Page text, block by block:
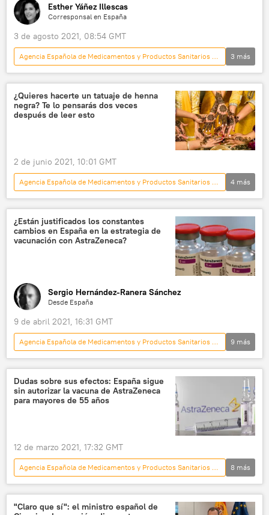
Esther Yáñez Illescas
Corresponsal en España
3 de agosto 2021, 08:54 GMT
Agencia Española de Medicamentos y Productos Sanitarios (AEMPS)
España
💗 Salud enfermedad
3 más
¿Quieres hacerte un tatuaje de henna
negra? Te lo pensarás dos veces
después de leer esto
2 de junio 2021, 10:01 GMT
Agencia Española de Medicamentos y Productos Sanitarios (AEMPS)
España
tatuajes
verano
manos
4 más
¿Están justificados los constantes
cambios en España en la estrategia de
vacunación con AstraZeneca?
Sergio Hernández-Ranera Sánchez
Desde España
9 de abril 2021, 16:31 GMT
Agencia Española de Medicamentos y Productos Sanitarios (AEMPS)
España
sociedad
Ministerio de Sanidad de España
💗 Salud
trombosis
efectos adversos
9 más
Dudas sobre sus efectos: España sigue
sin autorizar la vacuna de AstraZeneca
para mayores de 55 años
12 de marzo 2021, 17:32 GMT
Agencia Española de Medicamentos y Productos Sanitarios (AEMPS)
España
sociedad
Ministerio de Sanidad de España
💗 Salud
8 más
"Claro que sí": el ministro español de